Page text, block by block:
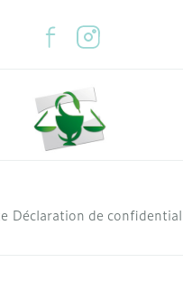
Déclaration de